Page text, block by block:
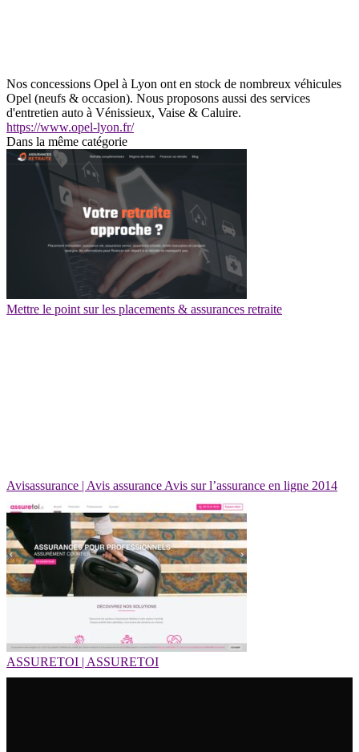
Nos concessions Opel à Lyon ont en stock de nombreux véhicules
Opel (neufs & occasion). Nous proposons aussi des services
d'entretien auto à Vénissieux, Vaise & Caluire.
https://www.opel-lyon.fr/
Dans la même catégorie
Mettre le point sur les placements & assurances retraite
Avisas­su­ran­ce | Avis assurance Avis sur l’assurance en ligne 2014
ASSURETOI | ASSURETOI